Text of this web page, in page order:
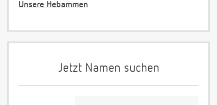
Unsere Hebammen
Jetzt Namen suchen